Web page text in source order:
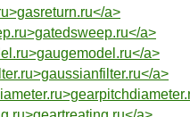
a>
a>
a>
a>